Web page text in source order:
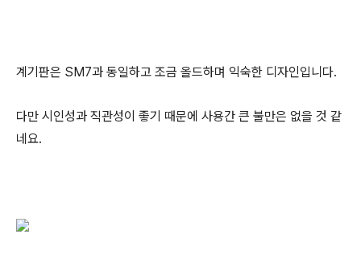
계기판은 SM7과 동일하고 조금 올드하며 익숙한 디자인입니다.
다만 시인성과 직관성이 좋기 때문에 사용간 큰 불만은 없을 것 같
네요.